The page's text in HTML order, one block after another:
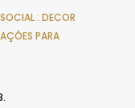
: DECOR
PARA